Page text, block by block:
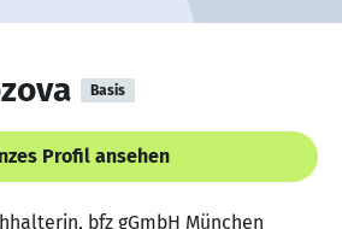
Basis
Profil ansehen
bfz gGmbH München